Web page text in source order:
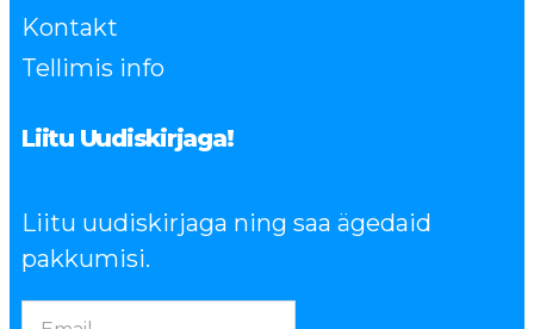
Kontakt
Tellimis info
Liitu Uudiskirjaga!
Liitu uudiskirjaga ning saa ägedaid
pakkumisi.